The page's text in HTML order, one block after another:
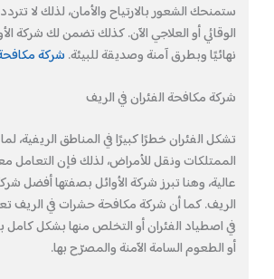
ستمنحك الشعور بالارتياح والأمان، لذلك لا
الوقائي أو العلاجي الآن. كذلك تضمن لك شركة
نهائيًا وبطرق آمنة وصديقة للبيئة.شركة مكافحة
شركة مكافحة الفئران في الريف
تشكل الفئران خطرًا كبيرًا في المناطق الريفية،
الممتلكات ونقل للأمراض، لذلك فإن التعامل
عالية، وهنا تبرز شركة الأوائل بصفتها أفضل
الريف. كما أن شركة مكافحة حشرات في الريف
في اصطياد الفئران أو التخلص منها بشكل كامل
أو الطعوم السامة الآمنة والمصرّح بها.